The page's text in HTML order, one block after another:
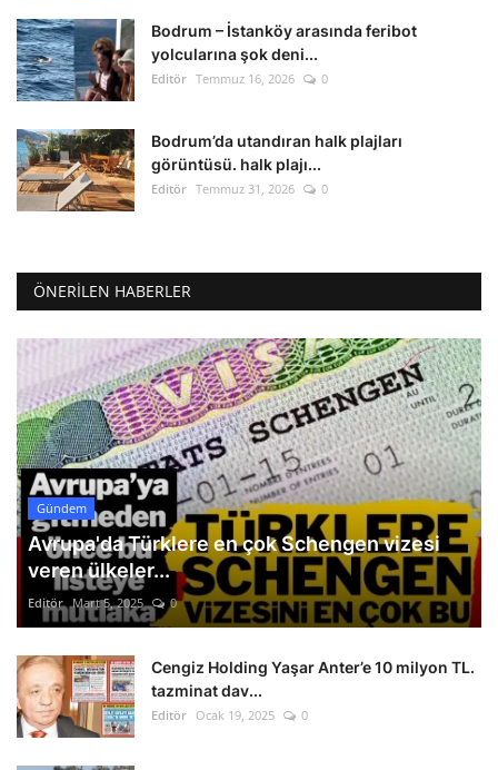
Bodrum – İstanköy arasında feribot
yolcularına şok deni...
Editör Temmuz 16, 2026 0
Bodrum’da utandıran halk plajları
görüntüsü. halk plajı...
Editör Temmuz 31, 2026 0
ÖNERILEN HABERLER
Gündem
Avrupa'da Türklere en çok Schengen vizesi
veren ülkeler...
Editör Mart 5, 2025 0
Cengiz Holding Yaşar Anter’e 10 milyon TL.
tazminat dav...
Editör Ocak 19, 2025 0